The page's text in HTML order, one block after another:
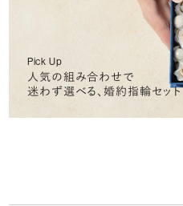
Pick Up
人気の組み合わせで
迷わず選べる、婚約指輪セット